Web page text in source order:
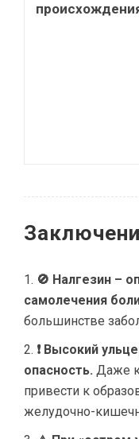
🚫 Налгезин –
самолечения
большинстве
❗ Высокий
опасность. Даже
привести к
желудочно-